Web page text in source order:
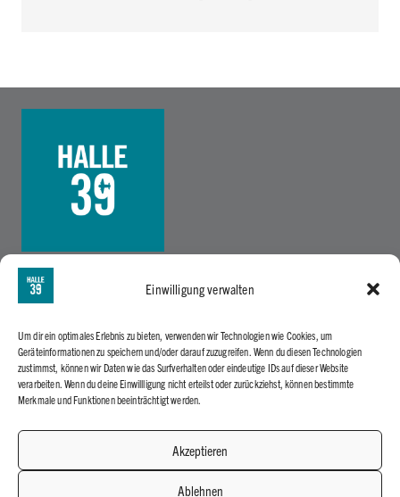
Einwilligung verwalten
Um dir ein optimales Erlebnis zu bieten, verwenden wir Technologien wie Cookies, um
Geräteinformationen zu speichern und/oder darauf zuzugreifen. Wenn du diesen Technologien
zustimmst, können wir Daten wie das Surfverhalten oder eindeutige IDs auf dieser Website
verarbeiten. Wenn du deine Einwillligung nicht erteilst oder zurückziehst, können bestimmte
Merkmale und Funktionen beeinträchtigt werden.
Akzeptieren
Ablehnen
Wir machen Stadthalle
Bürozeiten
Montag – Freitag: 9:00 Uhr – 16:00 Uhr